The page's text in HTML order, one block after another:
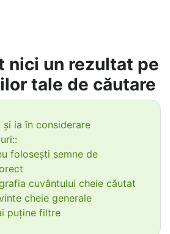
nici un rezultat pe
tale de căutare
și ia în considerare
folosești semne de
cuvântului cheie căutat
cheie generale
puține filtre